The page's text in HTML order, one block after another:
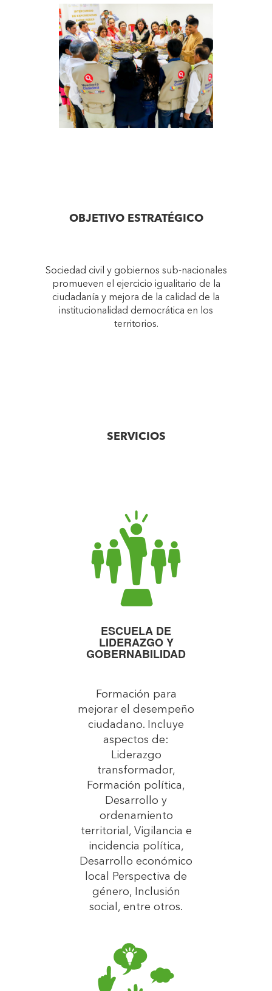
OBJETIVO ESTRATÉGICO
Sociedad civil y gobiernos sub-nacionales
promueven el ejercicio igualitario de la
ciudadanía y mejora de la calidad de la
institucionalidad democrática en los
territorios.
SERVICIOS
ESCUELA DE
LIDERAZGO Y
GOBERNABILIDAD
Formación para
mejorar el desempeño
ciudadano. Incluye
aspectos de:
Liderazgo
transformador,
Formación política,
Desarrollo y
ordenamiento
territorial, Vigilancia e
incidencia política,
Desarrollo económico
local Perspectiva de
género, Inclusión
social, entre otros.